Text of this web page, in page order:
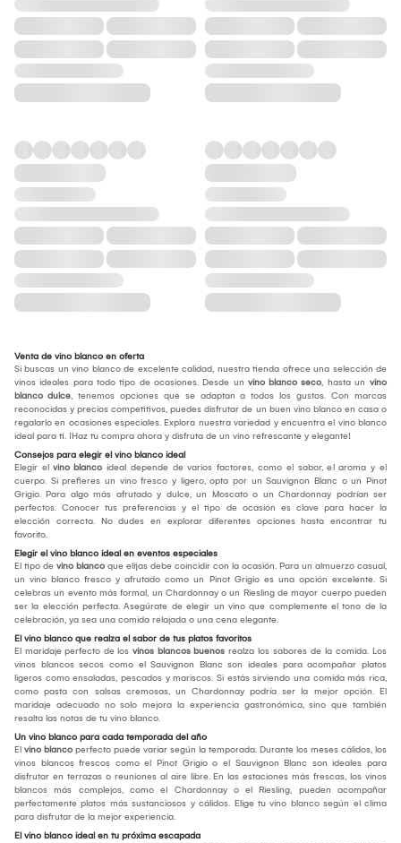
Venta de vino blanco en oferta
Si buscas un vino blanco de excelente calidad, nuestra tienda ofrece una selección de
vinos ideales para todo tipo de ocasiones. Desde un vino blanco seco, hasta un vino
blanco dulce, tenemos opciones que se adaptan a todos los gustos. Con marcas
reconocidas y precios competitivos, puedes disfrutar de un buen vino blanco en casa o
regalarlo en ocasiones especiales. Explora nuestra variedad y encuentra el vino blanco
ideal para ti. ¡Haz tu compra ahora y disfruta de un vino refrescante y elegante!
Consejos para elegir el vino blanco ideal
Elegir el vino blanco ideal depende de varios factores, como el sabor, el aroma y el
cuerpo. Si prefieres un vino fresco y ligero, opta por un Sauvignon Blanc o un Pinot
Grigio. Para algo más afrutado y dulce, un Moscato o un Chardonnay podrían ser
perfectos. Conocer tus preferencias y el tipo de ocasión es clave para hacer la
elección correcta. No dudes en explorar diferentes opciones hasta encontrar tu
favorito.
Elegir el vino blanco ideal en eventos especiales
El tipo de vino blanco que elijas debe coincidir con la ocasión. Para un almuerzo casual,
un vino blanco fresco y afrutado como un Pinot Grigio es una opción excelente. Si
celebras un evento más formal, un Chardonnay o un Riesling de mayor cuerpo pueden
ser la elección perfecta. Asegúrate de elegir un vino que complemente el tono de la
celebración, ya sea una comida relajada o una cena elegante.
El vino blanco que realza el sabor de tus platos favoritos
El maridaje perfecto de los vinos blancos buenos realza los sabores de la comida. Los
vinos blancos secos como el Sauvignon Blanc son ideales para acompañar platos
ligeros como ensaladas, pescados y mariscos. Si estás sirviendo una comida más rica,
como pasta con salsas cremosas, un Chardonnay podría ser la mejor opción. El
maridaje adecuado no solo mejora la experiencia gastronómica, sino que también
resalta las notas de tu vino blanco.
Un vino blanco para cada temporada del año
El vino blanco perfecto puede variar según la temporada. Durante los meses cálidos, los
vinos blancos frescos como el Pinot Grigio o el Sauvignon Blanc son ideales para
disfrutar en terrazas o reuniones al aire libre. En las estaciones más frescas, los vinos
blancos más complejos, como el Chardonnay o el Riesling, pueden acompañar
perfectamente platos más sustanciosos y cálidos. Elige tu vino blanco según el clima
para disfrutar de la mejor experiencia.
El vino blanco ideal en tu próxima escapada